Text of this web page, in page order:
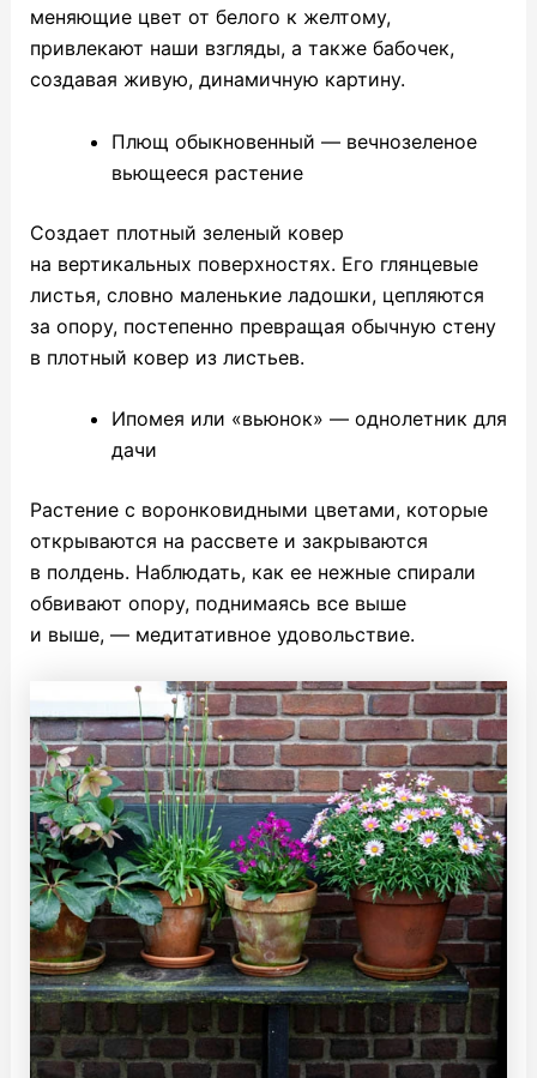
меняющие цвет от белого к желтому,
привлекают наши взгляды, а также бабочек,
создавая живую, динамичную картину.
Плющ обыкновенный — вечнозеленое
вьющееся растение
Создает плотный зеленый ковер
на вертикальных поверхностях. Его глянцевые
листья, словно маленькие ладошки, цепляются
за опору, постепенно превращая обычную стену
в плотный ковер из листьев.
Ипомея или «вьюнок» — однолетник для
дачи
Растение с воронковидными цветами, которые
открываются на рассвете и закрываются
в полдень. Наблюдать, как ее нежные спирали
обвивают опору, поднимаясь все выше
и выше, — медитативное удовольствие.